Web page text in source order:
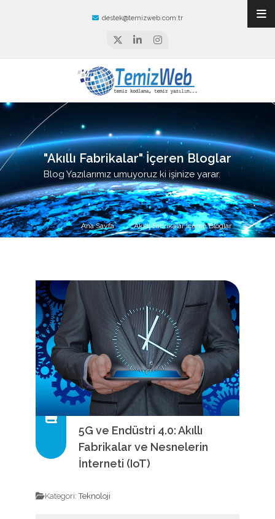
destek@temizweb.com.tr
"Akıllı Fabrikalar" İçeren Bloglar
Blog Yazılarımız umuyoruz ki işinize yarar.
Ana Sayfa Akıllı Fabrikalar İçeren Bloglar
5G ve Endüstri 4.0: Akıllı
Fabrikalar ve Nesnelerin
İnterneti (IoT)
Kategori:Teknoloji